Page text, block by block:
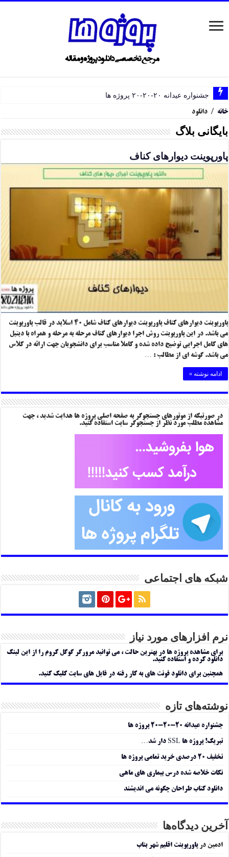
جشنواره عیدانه ۲۰-۲۰-۲۰ پروژه ها
خانه / دانلود
بایگانی بلاگ
پاورپوینت دیوارهای کناف
پاورپوینت دیوارهای کناف پاورپوینت دیوارهای کناف شامل ۴۰ اسلاید در قالب پاورپوینت
می باشد. در این پاورپوینت روش اجرا دیوارهای کناف مرحله به مرحله و همراه با دیتیل
های کامل اجرایی توضیح داده شده و کاملا مناسب برای دانشجویان جهت ارائه در کلاس
می باشد. گوشه ای از مطالب : …
ادامه نوشته »
در صورتیکه از موتورهای جستجوگر به صفحه اصلی پروژه ها هدایت شدید ، جهت
مشاهده مطلب مورد نظر از جستجوگر سایت استفاده کنید.
شبکه های اجتماعی
نرم افزارهای مورد نیاز
برای مشاهده پروژه ها در بهترین حالت ، می توانید مرورگر گوگل کروم را از این لینک
دانلود کرده و استفاده کنید.
همچنین برای دانلود فونت های به کار رفته در فایل های سایت کلیک کنید.
نوشته‌های تازه
جشنواره عیدانه ۲۰-۲۰-۲۰ پروژه ها
تبریک! پروژه ها SSL دار شد…
تخفیف ۲۰ درصدی خرید تمامی پروژه ها
نکات خلاصه شده درس بیماری های ماهی
دانلود کتاب طراحان چگونه می اندیشند
آخرین دیدگاه‌ها
ادمین درپاورپوینت اقلیم شهر بناب